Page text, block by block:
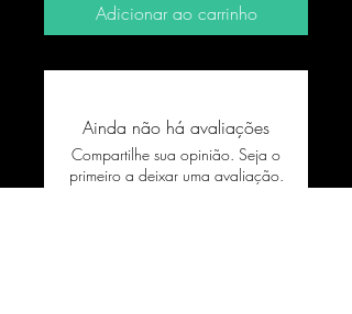
Adicionar ao carrinho
Ainda não há avaliações
Compartilhe sua opinião. Seja o
primeiro a deixar uma avaliação.